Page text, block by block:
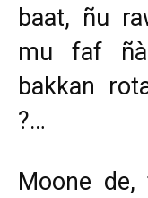
baat, ñu
mu faf
bakkan
?…
Moone